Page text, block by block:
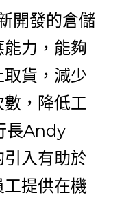
開發的倉儲
力，能夠
貨，減少
，降低工
長Andy
入有助於
提供在機